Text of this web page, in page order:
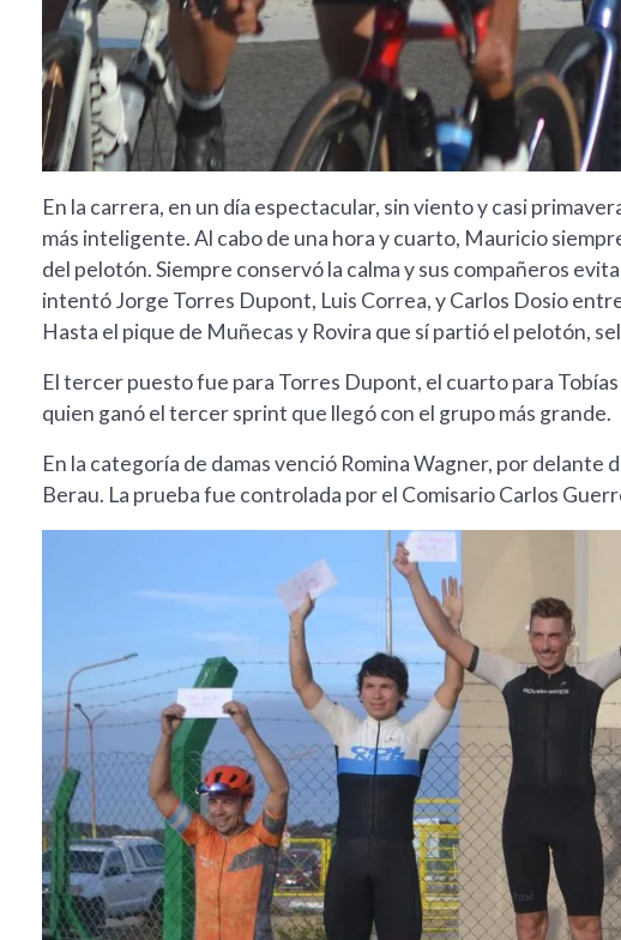
En la carrera, en un día espectacular, sin viento y casi
más inteligente. Al cabo de una hora y cuarto, Mauricio
del pelotón. Siempre conservó la calma y sus compañeros
intentó Jorge Torres Dupont, Luis Correa, y Carlos Dosio
Hasta el pique de Muñecas y Rovira que sí partió el pelotón,
El tercer puesto fue para Torres Dupont, el cuarto para
quien ganó el tercer sprint que llegó con el grupo más grande.
En la categoría de damas venció Romina Wagner, por delante
Berau. La prueba fue controlada por el Comisario Carlos